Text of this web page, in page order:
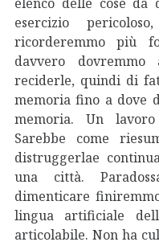
esercizio
ricorderemmo più
davvero
reciderle, quindi di
memoria fino a dove
memoria. Un
Sarebbe come
distruggerlae
una città.
dimenticare
lingua artificiale
articolabile. Non ha